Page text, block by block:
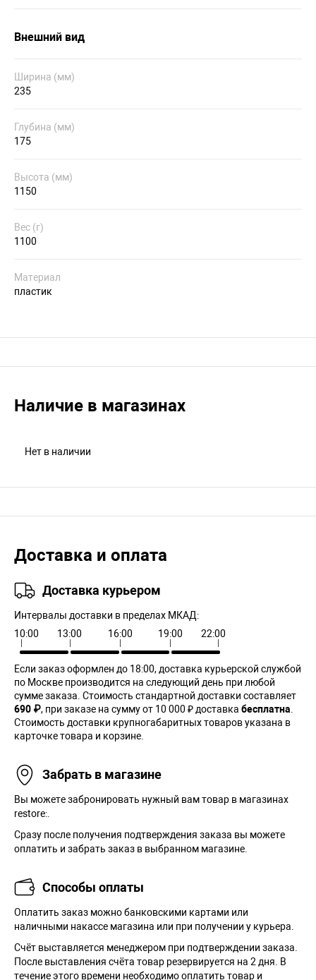
Внешний вид
Ширина (мм)
235
Глубина (мм)
175
Высота (мм)
1150
Вес (г)
1100
Материал
пластик
Наличие в магазинах
Нет в наличии
Доставка и оплата
Доставка курьером
Интервалы доставки в пределах МКАД:
10:00
13:00 16:00 19:00 22:00
Если заказ оформлен до 18:00, доставка курьерской службой
по Москве производится на следующий день при любой
сумме заказа. Cтоимость стандартной доставки составляет
690 ₽, при заказе на сумму от 10 000 ₽ доставка бесплатна
Стоимость доставки крупногабаритных товаров указана в
карточке товара и корзине.
Забрать в магазине
Вы можете забронировать нужный вам товар в магазинах
restore:.
Сразу после получения подтверждения заказа вы можете
оплатить и забрать заказ в выбранном магазине.
Способы оплаты
Оплатить заказ можно банковскими картами или
наличными накассе магазина или при получении у курьера.
Cчёт выставляется менеджером при подтверждении заказа.
После выставления счёта товар резервируется на 2 дня. В
течение этого времени необходимо оплатить товар и